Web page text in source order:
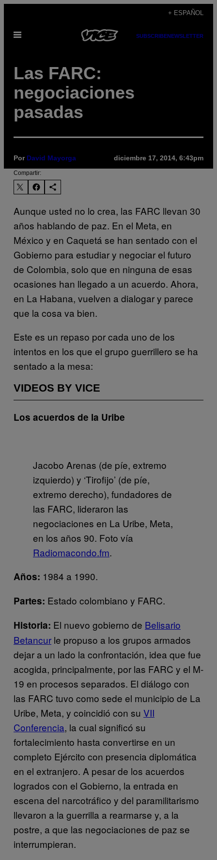
contenido
+ ESPAÑOL
Abrir
SUBSCRIBENEWSLETTER
Las FARC:
negociaciones
pasadas
Por David Mayorga diciembre 17, 2014, 6:43pm
Compartir:
Aunque usted no lo crea, las FARC llevan 30
años hablando de paz. En el Meta, en
México y en Caquetá se han sentado con el
Gobierno para estudiar y negociar el futuro
de Colombia, solo que en ninguna de esas
ocasiones han llegado a un acuerdo. Ahora,
en La Habana, vuelven a dialogar y parece
que la cosa va bien.
Este es un repaso por cada uno de los
intentos en los que el grupo guerrillero se ha
sentado a la mesa:
VIDEOS BY VICE
Los acuerdos de la Uribe
Jacobo Arenas (de píe, extremo
izquierdo) y ‘Tirofijo’ (de píe,
extremo derecho), fundadores de
las FARC, lideraron las
negociaciones en La Uribe, Meta,
en los años 90. Foto vía
Radiomacondo.fm.
Años: 1984 a 1990.
Partes: Estado colombiano y FARC.
Historia: El nuevo gobierno de Belisario
Betancur le propuso a los grupos armados
dejar a un lado la confrontación, idea que fue
acogida, principalmente, por las FARC y el M-
19 en procesos separados. El diálogo con
las FARC tuvo como sede el municipio de La
Uribe, Meta, y coincidió con su VII
Conferencia, la cual significó su
fortalecimiento hasta convertirse en un
completo Ejército con presencia diplomática
en el extranjero. A pesar de los acuerdos
logrados con el Gobierno, la entrada en
escena del narcotráfico y del paramilitarismo
llevaron a la guerrilla a rearmarse y, a la
postre, a que las negociaciones de paz se
interrumpieran.